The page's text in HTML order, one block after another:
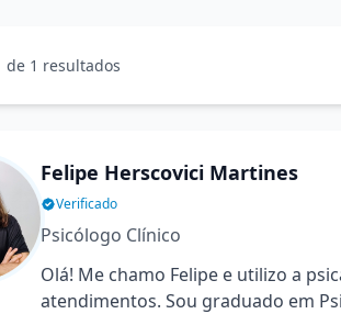
de 1 resultados
Felipe Herscovici Martines
Verificado
Psicólogo Clínico
Olá! Me chamo Felipe e utilizo a
atendimentos. Sou graduado em